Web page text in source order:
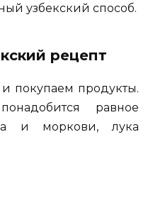
узбекский способ.
рецепт
покупаем продукты.
равное
и моркови, лука